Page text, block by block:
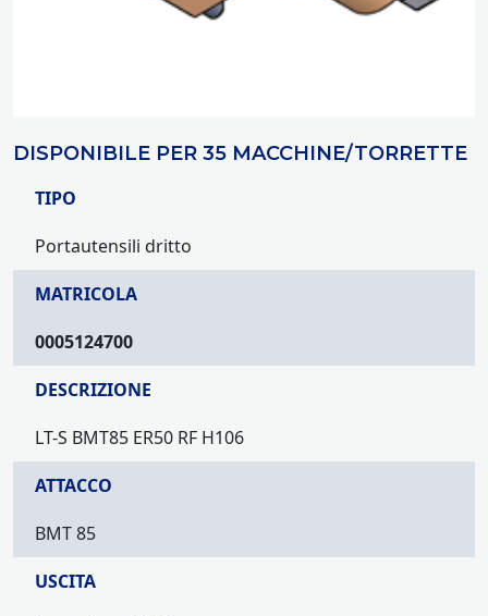
DISPONIBILE PER 35 MACCHINE/TORRETTE
TIPO
Portautensili dritto
MATRICOLA
0005124700
DESCRIZIONE
LT-S BMT85 ER50 RF H106
ATTACCO
BMT 85
USCITA